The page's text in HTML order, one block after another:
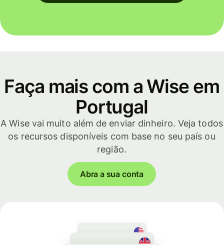
Faça mais com a Wise em
Portugal
A Wise vai muito além de enviar dinheiro. Veja todos
os recursos disponíveis com base no seu país ou
região.
Abra a sua conta